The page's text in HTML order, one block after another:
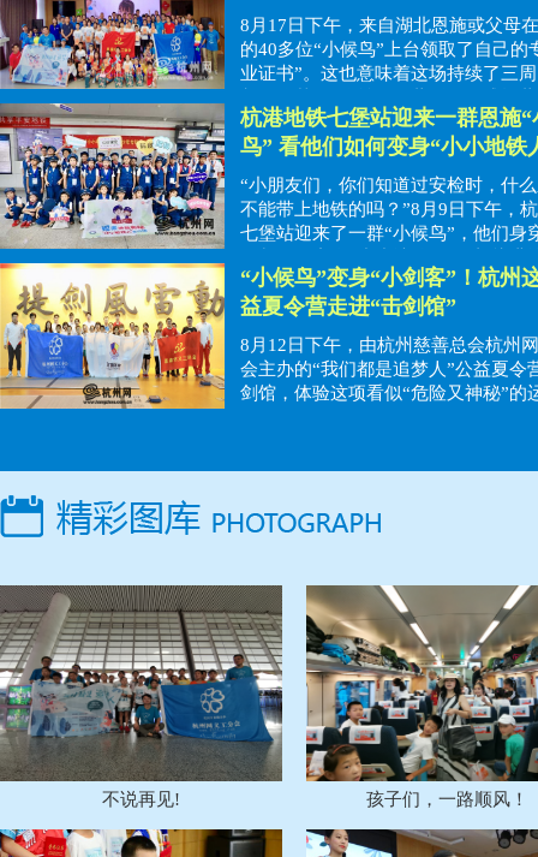
8月17日下午，来自湖北恩施或父母
的40多位“小候鸟”上台领取了自己的
业证书”。这也意味着这场持续了三
杭港地铁七堡站迎来一群恩施“
鸟” 看他们如何变身“小小地铁
“小朋友们，你们知道过安检时，什
不能带上地铁的吗？”8月9日下午，
七堡站迎来了一群“小候鸟”，他们身
一次“亲密接触”。
“小候鸟”变身“小剑客”！杭州
益夏令营走进“击剑馆”
8月12日下午，由杭州慈善总会杭州
会主办的“我们都是追梦人”公益夏令
剑馆，体验这项看似“危险又神秘”的
不说再见! 孩子们，一路顺风！